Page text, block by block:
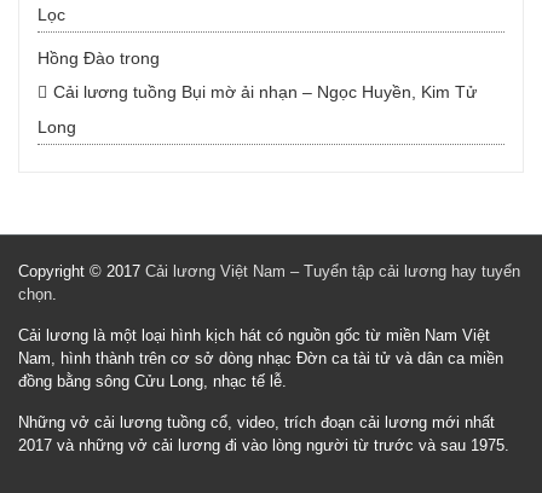
Lọc
Hồng Đào trong
Cải lương tuồng Bụi mờ ải nhạn – Ngọc Huyền, Kim Tử
Long
Copyright © 2017 Cải lương Việt Nam – Tuyển tập cải lương hay tuyển
chọn.
Cải lương là một loại hình kịch hát có nguồn gốc từ miền Nam Việt
Nam, hình thành trên cơ sở dòng nhạc Đờn ca tài tử và dân ca miền
đồng bằng sông Cửu Long, nhạc tế lễ.
Những vở cải lương tuồng cổ, video, trích đoạn cải lương mới nhất
2017 và những vở cải lương đi vào lòng người từ trước và sau 1975.